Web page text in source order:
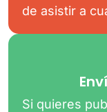
de asistir a
Si quieres